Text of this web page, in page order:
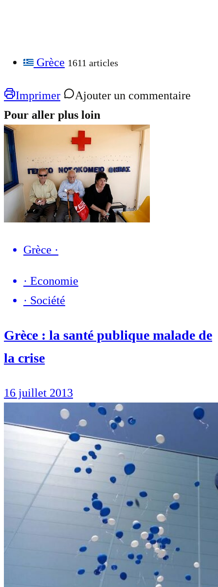
Grèce 1611 articles
Imprimer
Ajouter un commentaire
Pour aller plus loin
Grèce ·
· Economie
· Société
Grèce : la santé publique malade de
la crise
16 juillet 2013